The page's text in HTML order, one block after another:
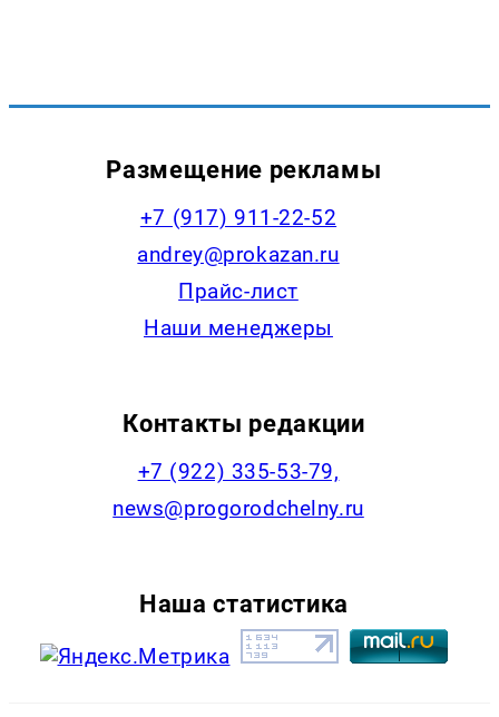
Размещение рекламы
+7 (917) 911-22-52
andrey@prokazan.ru
Прайс-лист
Наши менеджеры
Контакты редакции
+7 (922) 335-53-79,
news@progorodchelny.ru
Наша статистика